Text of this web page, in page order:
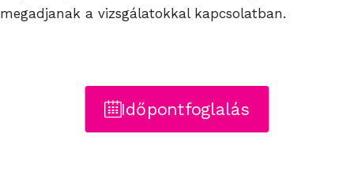
megadjanak a vizsgálatokkal kapcsolatban.
Időpontfoglalás